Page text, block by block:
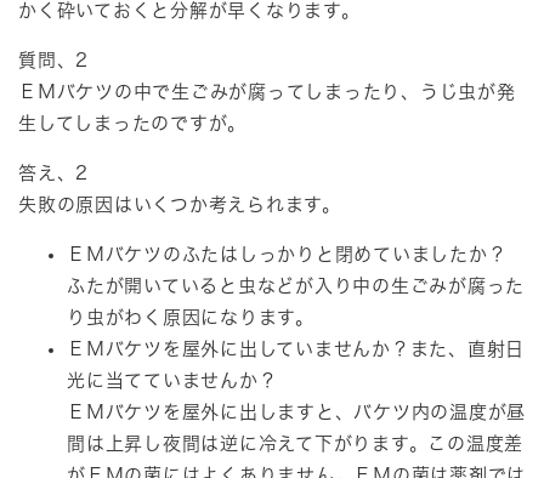
かく砕いておくと分解が早くなります。
質問、2
ＥＭバケツの中で生ごみが腐ってしまったり、うじ虫が発
生してしまったのですが。
答え、2
失敗の原因はいくつか考えられます。
ＥＭバケツのふたはしっかりと閉めていましたか？
ふたが開いていると虫などが入り中の生ごみが腐った
り虫がわく原因になります。
ＥＭバケツを屋外に出していませんか？また、直射日
光に当てていませんか？
ＥＭバケツを屋外に出しますと、バケツ内の温度が昼
間は上昇し夜間は逆に冷えて下がります。この温度差